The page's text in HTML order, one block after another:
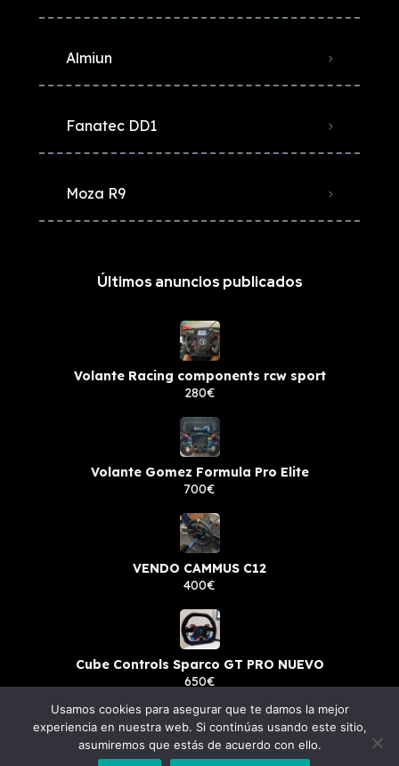
Almiun
Fanatec DD1
Moza R9
Últimos anuncios publicados
Volante Racing components rcw sport
280€
Volante Gomez Formula Pro Elite
700€
VENDO CAMMUS C12
400€
Cube Controls Sparco GT PRO NUEVO
650€
Usamos cookies para asegurar que te damos la mejor
experiencia en nuestra web. Si continúas usando este sitio,
asumiremos que estás de acuerdo con ello.